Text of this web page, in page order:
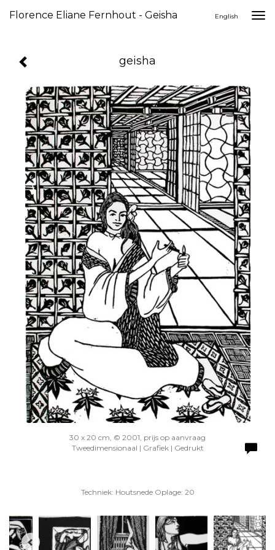
Florence Eliane Fernhout - Geisha English
geisha
30 x 20 cm, © 2001, prijs op aanvraag
Tweedimensionaal | Grafiek | Gedrukt
Techniek: Houtsnede Oplage: 20